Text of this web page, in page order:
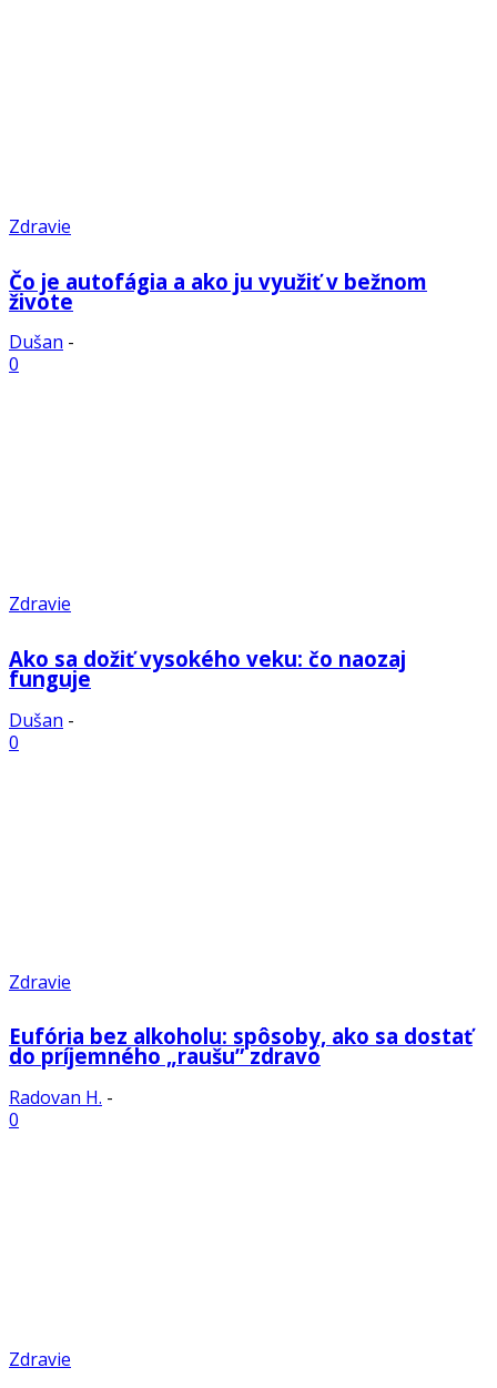
Zdravie
Čo je autofágia a ako ju využiť v bežnom
živote
Dušan -
0
Zdravie
Ako sa dožiť vysokého veku: čo naozaj
funguje
Dušan -
0
Zdravie
Eufória bez alkoholu: spôsoby, ako sa dostať
do príjemného „raušu” zdravo
Radovan H. -
0
Zdravie